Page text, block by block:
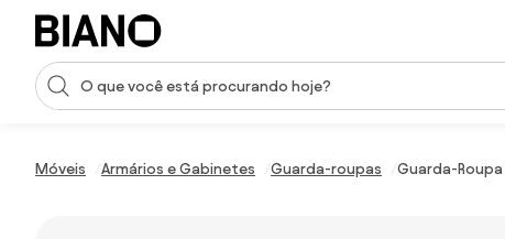
Saltar para o conteúdo
Entrada de pesquisa
Móveis Armários e Gabinetes Guarda-roupas Guarda-